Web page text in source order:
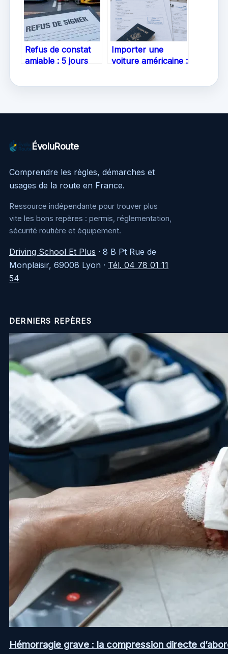
Refus de constat
amiable : 5 jours
Importer une
voiture américaine :
ÉvoluRoute
Comprendre les règles, démarches et
usages de la route en France.
Ressource indépendante pour trouver plus
vite les bons repères : permis, réglementation,
sécurité routière et équipement.
Driving School Et Plus · 8 B Pt Rue de
Monplaisir, 69008 Lyon · Tél. 04 78 01 11
54
DERNIERS REPÈRES
Hémorragie grave : la compression directe